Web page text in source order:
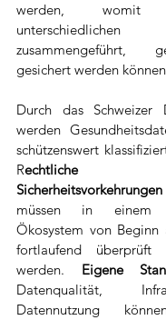
werden,
unterschiedlichen
zusammengeführt,
gesichert werden
Durch das Schweizer
werden
schützenswert
Rechtliche
Sicherheitsvorkehrungen
müssen in einem
Ökosystem von
fortlaufend überprüft
werden. Eigene
Datenqualität,
Datennutzung